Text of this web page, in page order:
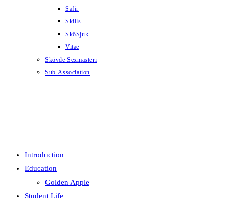
Safir
Skills
SköSjuk
Vitae
Skövde Sexmasteri
Sub-Association
Introduction
Education
Golden Apple
Student Life